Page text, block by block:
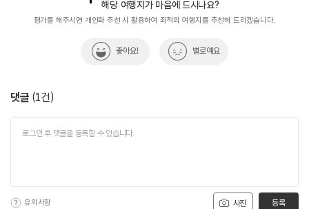
해당 여행지가 마음에 드시나요?
평가를 해주시면 개인화 추천 시 활용하여 최적의 여행지를 추천해 드리겠습니다.
좋아요! 별로예요
댓글 (1건)
사진
유의사항 등록